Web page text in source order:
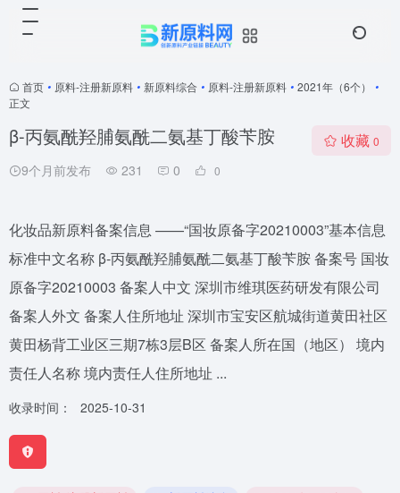
首页 • 原料-注册新原料 • 新原料综合 • 原料-注册新原料 • 2021年（6个）
•
正文
β-丙氨酰羟脯氨酰二氨基丁酸苄胺
9个月前发布 231 0 0
收藏 0
化妆品新原料备案信息 ——“国妆原备字20210003”基本信息
标准中文名称 β-丙氨酰羟脯氨酰二氨基丁酸苄胺 备案号 国妆
原备字20210003 备案人中文 深圳市维琪医药研发有限公司
备案人外文 备案人住所地址 深圳市宝安区航城街道黄田社区
黄田杨背工业区三期7栋3层B区 备案人所在国（地区） 境内
责任人名称 境内责任人住所地址 ...
收录时间： 2025-10-31